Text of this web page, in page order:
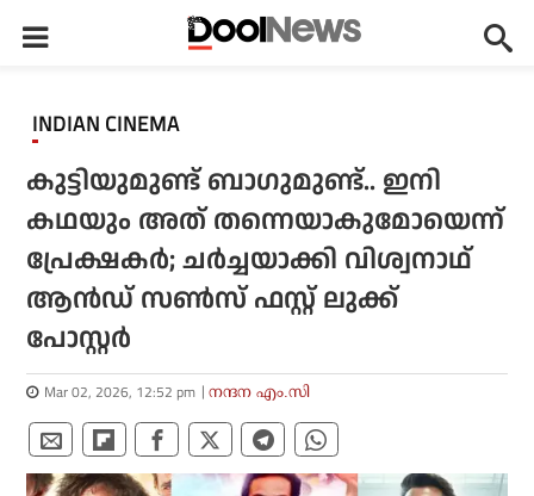
INDIAN CINEMA
കുട്ടിയുമുണ്ട് ബാഗുമുണ്ട്.. ഇനി
കഥയും അത് തന്നെയാകുമോയെന്ന്
പ്രേക്ഷകർ; ചർച്ചയാക്കി വിശ്വനാഥ്
ആൻഡ് സൺസ് ഫസ്റ്റ് ലുക്ക്
പോസ്റ്റർ
Mar 02, 2026, 12:52 pm നന്ദന എം.സി